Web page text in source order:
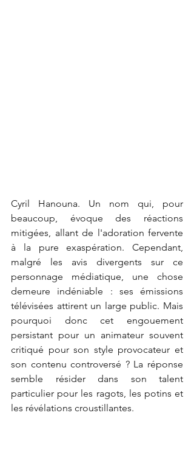
Cyril Hanouna. Un nom qui, pour
beaucoup, évoque des réactions
mitigées, allant de l'adoration fervente
à la pure exaspération. Cependant,
malgré les avis divergents sur ce
personnage médiatique, une chose
demeure indéniable : ses émissions
télévisées attirent un large public. Mais
pourquoi donc cet engouement
persistant pour un animateur souvent
critiqué pour son style provocateur et
son contenu controversé ? La réponse
semble résider dans son talent
particulier pour les ragots, les potins et
les révélations croustillantes.